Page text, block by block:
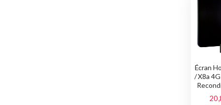
Écran
/ X8a